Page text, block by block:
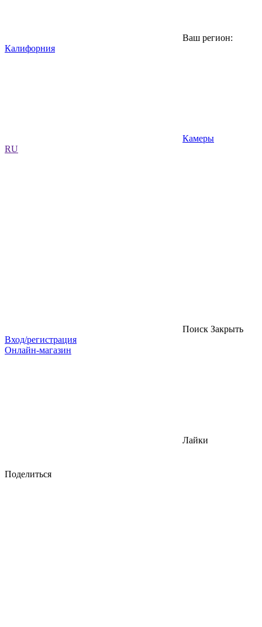
Ваш регион:
Калифорния
Камеры
RU
Поиск Закрыть
Вход/регистрация
Онлайн-магазин
Лайки
Поделиться